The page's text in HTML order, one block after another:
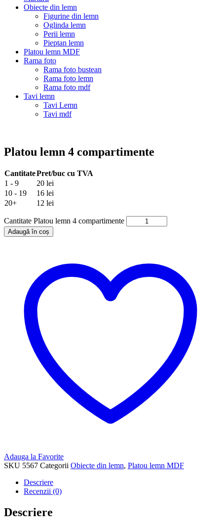
Obiecte din lemn
Figurine din lemn
Oglinda lemn
Perii lemn
Pieptan lemn
Platou lemn MDF
Rama foto
Rama foto bustean
Rama foto lemn
Rama foto mdf
Tavi lemn
Tavi Lemn
Tavi mdf
Platou lemn 4 compartimente
CantitatePret/buc cu TVA
1 - 9
20 lei
10 - 19
16 lei
20+
12 lei
Cantitate Platou lemn 4 compartimente
Adaugă în coș
Adauga la Favorite
SKU 5567 Categorii Obiecte din lemn, Platou lemn MDF
Descriere
Recenzii (0)
Descriere